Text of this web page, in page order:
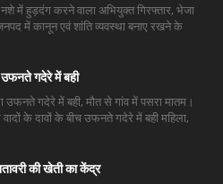
में हुड़दंग करने वाला अभियुक्त गिरफ्तार, भेजा
में कानून एवं शांति व्यवस्था बनाए रखने के
गदेरे में बही
उफनते गदेरे में बही, मौत से गांव में पसरा मातम।
के दावों के बीच उफनते गदेरे में बही महिला,
की खेती का केंद्र